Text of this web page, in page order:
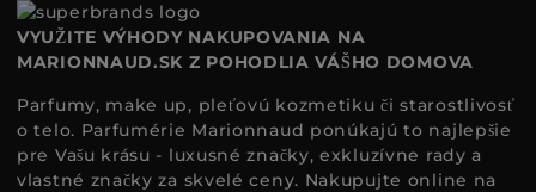
VYUŽITE VÝHODY NAKUPOVANIA NA
MARIONNAUD.SK Z POHODLIA VÁŠHO DOMOVA
Parfumy, make up, pleťovú kozmetiku či starostlivosť
o telo. Parfumérie Marionnaud ponúkajú to najlepšie
pre Vašu krásu - luxusné značky, exkluzívne rady a
vlastné značky za skvelé ceny. Nakupujte online na